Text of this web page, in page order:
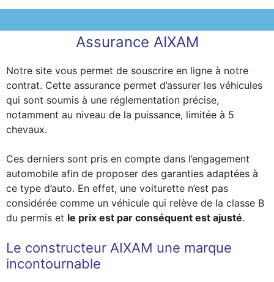
Assurance AIXAM
Notre site vous permet de souscrire en ligne à notre
contrat. Cette assurance permet d’assurer les véhicules
qui sont soumis à une réglementation précise,
notamment au niveau de la puissance, limitée à 5
chevaux.
Ces derniers sont pris en compte dans l’engagement
automobile afin de proposer des garanties adaptées à
ce type d’auto. En effet, une voiturette n’est pas
considérée comme un véhicule qui relève de la classe B
du permis et le prix est par conséquent est ajusté.
Le constructeur AIXAM une marque
incontournable